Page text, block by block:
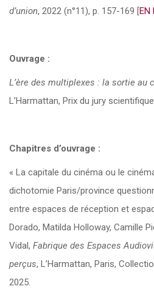
d’union, 2022 (n°11), p. 157-169 [EN
Ouvrage :
L’ère des multiplexes : la sortie au
L’Harmattan, Prix du jury
Chapitres d’ouvrage :
« La capitale du cinéma ou le
dichotomie Paris/province
entre espaces de réception et
Dorado, Matilda Holloway, Camille
Vidal, Fabrique des Espaces
perçus, L’Harmattan, Paris,
2025.